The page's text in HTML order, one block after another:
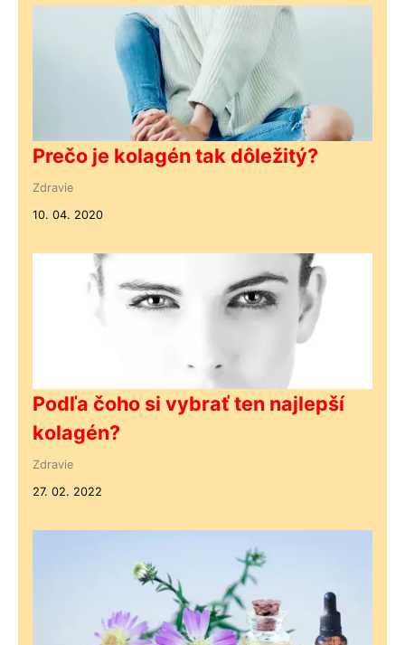
Prečo je kolagén tak dôležitý?
Zdravie
10. 04. 2020
Podľa čoho si vybrať ten najlepší
kolagén?
Zdravie
27. 02. 2022